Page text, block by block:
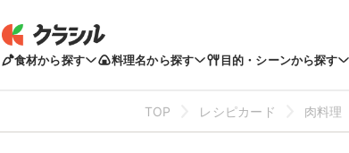
食材から探す 料理名から探す 目的・シーンから探す
TOP レシピカード 肉料理